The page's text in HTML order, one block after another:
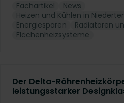
Fachartikel
News
Heizen und Kühlen in
Energiesparen
Radiatoren
Flächenheizsysteme
Der Delta-
leistungsstarker